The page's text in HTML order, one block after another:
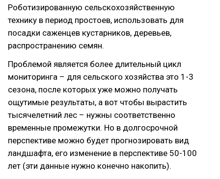
Роботизированную сельскохозяйственную
технику в период простоев, использовать для
посадки саженцев кустарников, деревьев,
распространению семян.
Проблемой является более длительный цикл
мониторинга – для сельского хозяйства это 1-3
сезона, после которых уже можно получать
ощутимые результаты, а вот чтобы вырастить
тысячелетний лес – нужны соответственно
временные промежутки. Но в долгосрочной
перспективе можно будет прогнозировать вид
ландшафта, его изменение в перспективе 50-100
лет (эти данные нужно конечно накопить).